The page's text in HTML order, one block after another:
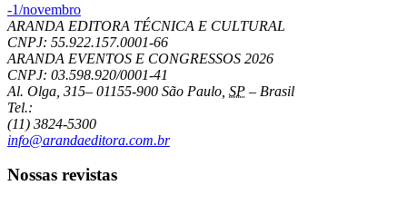
-1/novembro
ARANDA EDITORA TÉCNICA E CULTURAL
CNPJ: 55.922.157.0001-66
ARANDA EVENTOS E CONGRESSOS 2026
CNPJ: 03.598.920/0001-41
Al. Olga, 315– 01155-900 São Paulo SP – Brasil
Tel.:
(11) 3824-5300
info@arandaeditora.com.br
Nossas revistas